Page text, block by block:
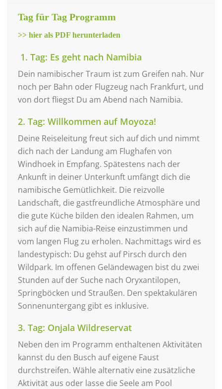
Tag für Tag Programm
>> hier als PDF herunterladen
1. Tag: Es geht nach Namibia
Dein namibischer Traum ist zum Greifen nah. Nur
noch per Bahn oder Flugzeug nach Frankfurt, und
von dort fliegst Du am Abend nach Namibia.
2. Tag: Willkommen auf Moyoza!
Deine Reiseleitung freut sich auf dich und nimmt
dich nach der Landung am Flughafen von
Windhoek in Empfang. Spätestens nach der
Ankunft in deiner Unterkunft umfängt dich die
namibische Gemütlichkeit. Die reizvolle
Landschaft, die gastfreundliche Atmosphäre und
die gute Küche bilden den idealen Rahmen, um
sich auf die Namibia-Reise einzustimmen und
vom langen Flug zu erholen. Nachmittags wird es
landestypisch: Du gehst auf Pirsch durch den
Wildpark. Im offenen Geländewagen bist du zwei
Stunden auf der Suche nach Oryxantilopen,
Springböcken und Straußen. Den spektakulären
Sonnenuntergang gibt es inklusive.
3. Tag: Onjala Wildreservat
Neben den im Programm enthaltenen Aktivitäten
kannst du den Busch auf eigene Faust
durchstreifen. Wähle alternativ eine zusätzliche
Aktivität aus oder lasse die Seele am Pool